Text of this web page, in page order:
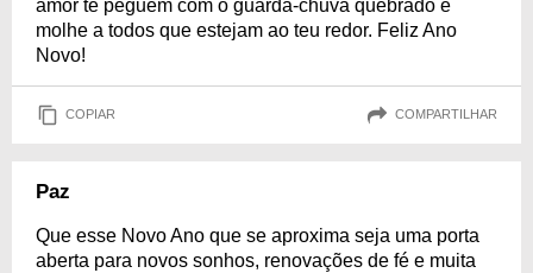
amor te peguem com o guarda-chuva quebrado e
molhe a todos que estejam ao teu redor. Feliz Ano
Novo!
COPIAR COMPARTILHAR
Paz
Que esse Novo Ano que se aproxima seja uma porta
aberta para novos sonhos, renovações de fé e muita